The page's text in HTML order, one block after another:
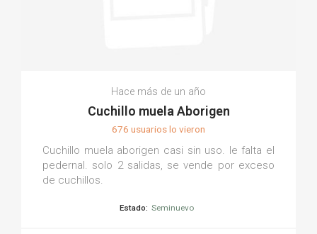
Hace más de un año
Cuchillo muela Aborigen
676 usuarios lo vieron
Cuchillo muela aborigen casi sin uso. le falta el
pedernal. solo 2 salidas, se vende por exceso
de cuchillos.
Estado: Seminuevo